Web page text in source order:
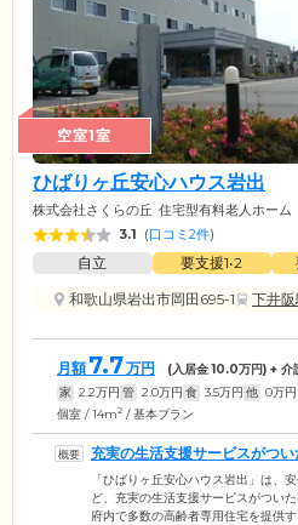
空室1室
ひばりヶ丘安心ハウス岩出
株式会社さくらの丘 住宅型有料老人ホーム
3.1 (口コミ2件)
自立 要支援1•2
和歌山県岩出市岡田695-1
下井阪
月額 7.7万円 (入居金10.0万円) + 介
家 2.2万円 管 2.0万円 食 3.5万円 他 0万円
個室 / 14m2 / 基本プラン
充実の生活支援サービスがつ
す
「ひばりヶ丘安心ハウス岩出」は、
ど、充実の生活支援サービスがつい
府内で多数の高齢者専用住宅を提供